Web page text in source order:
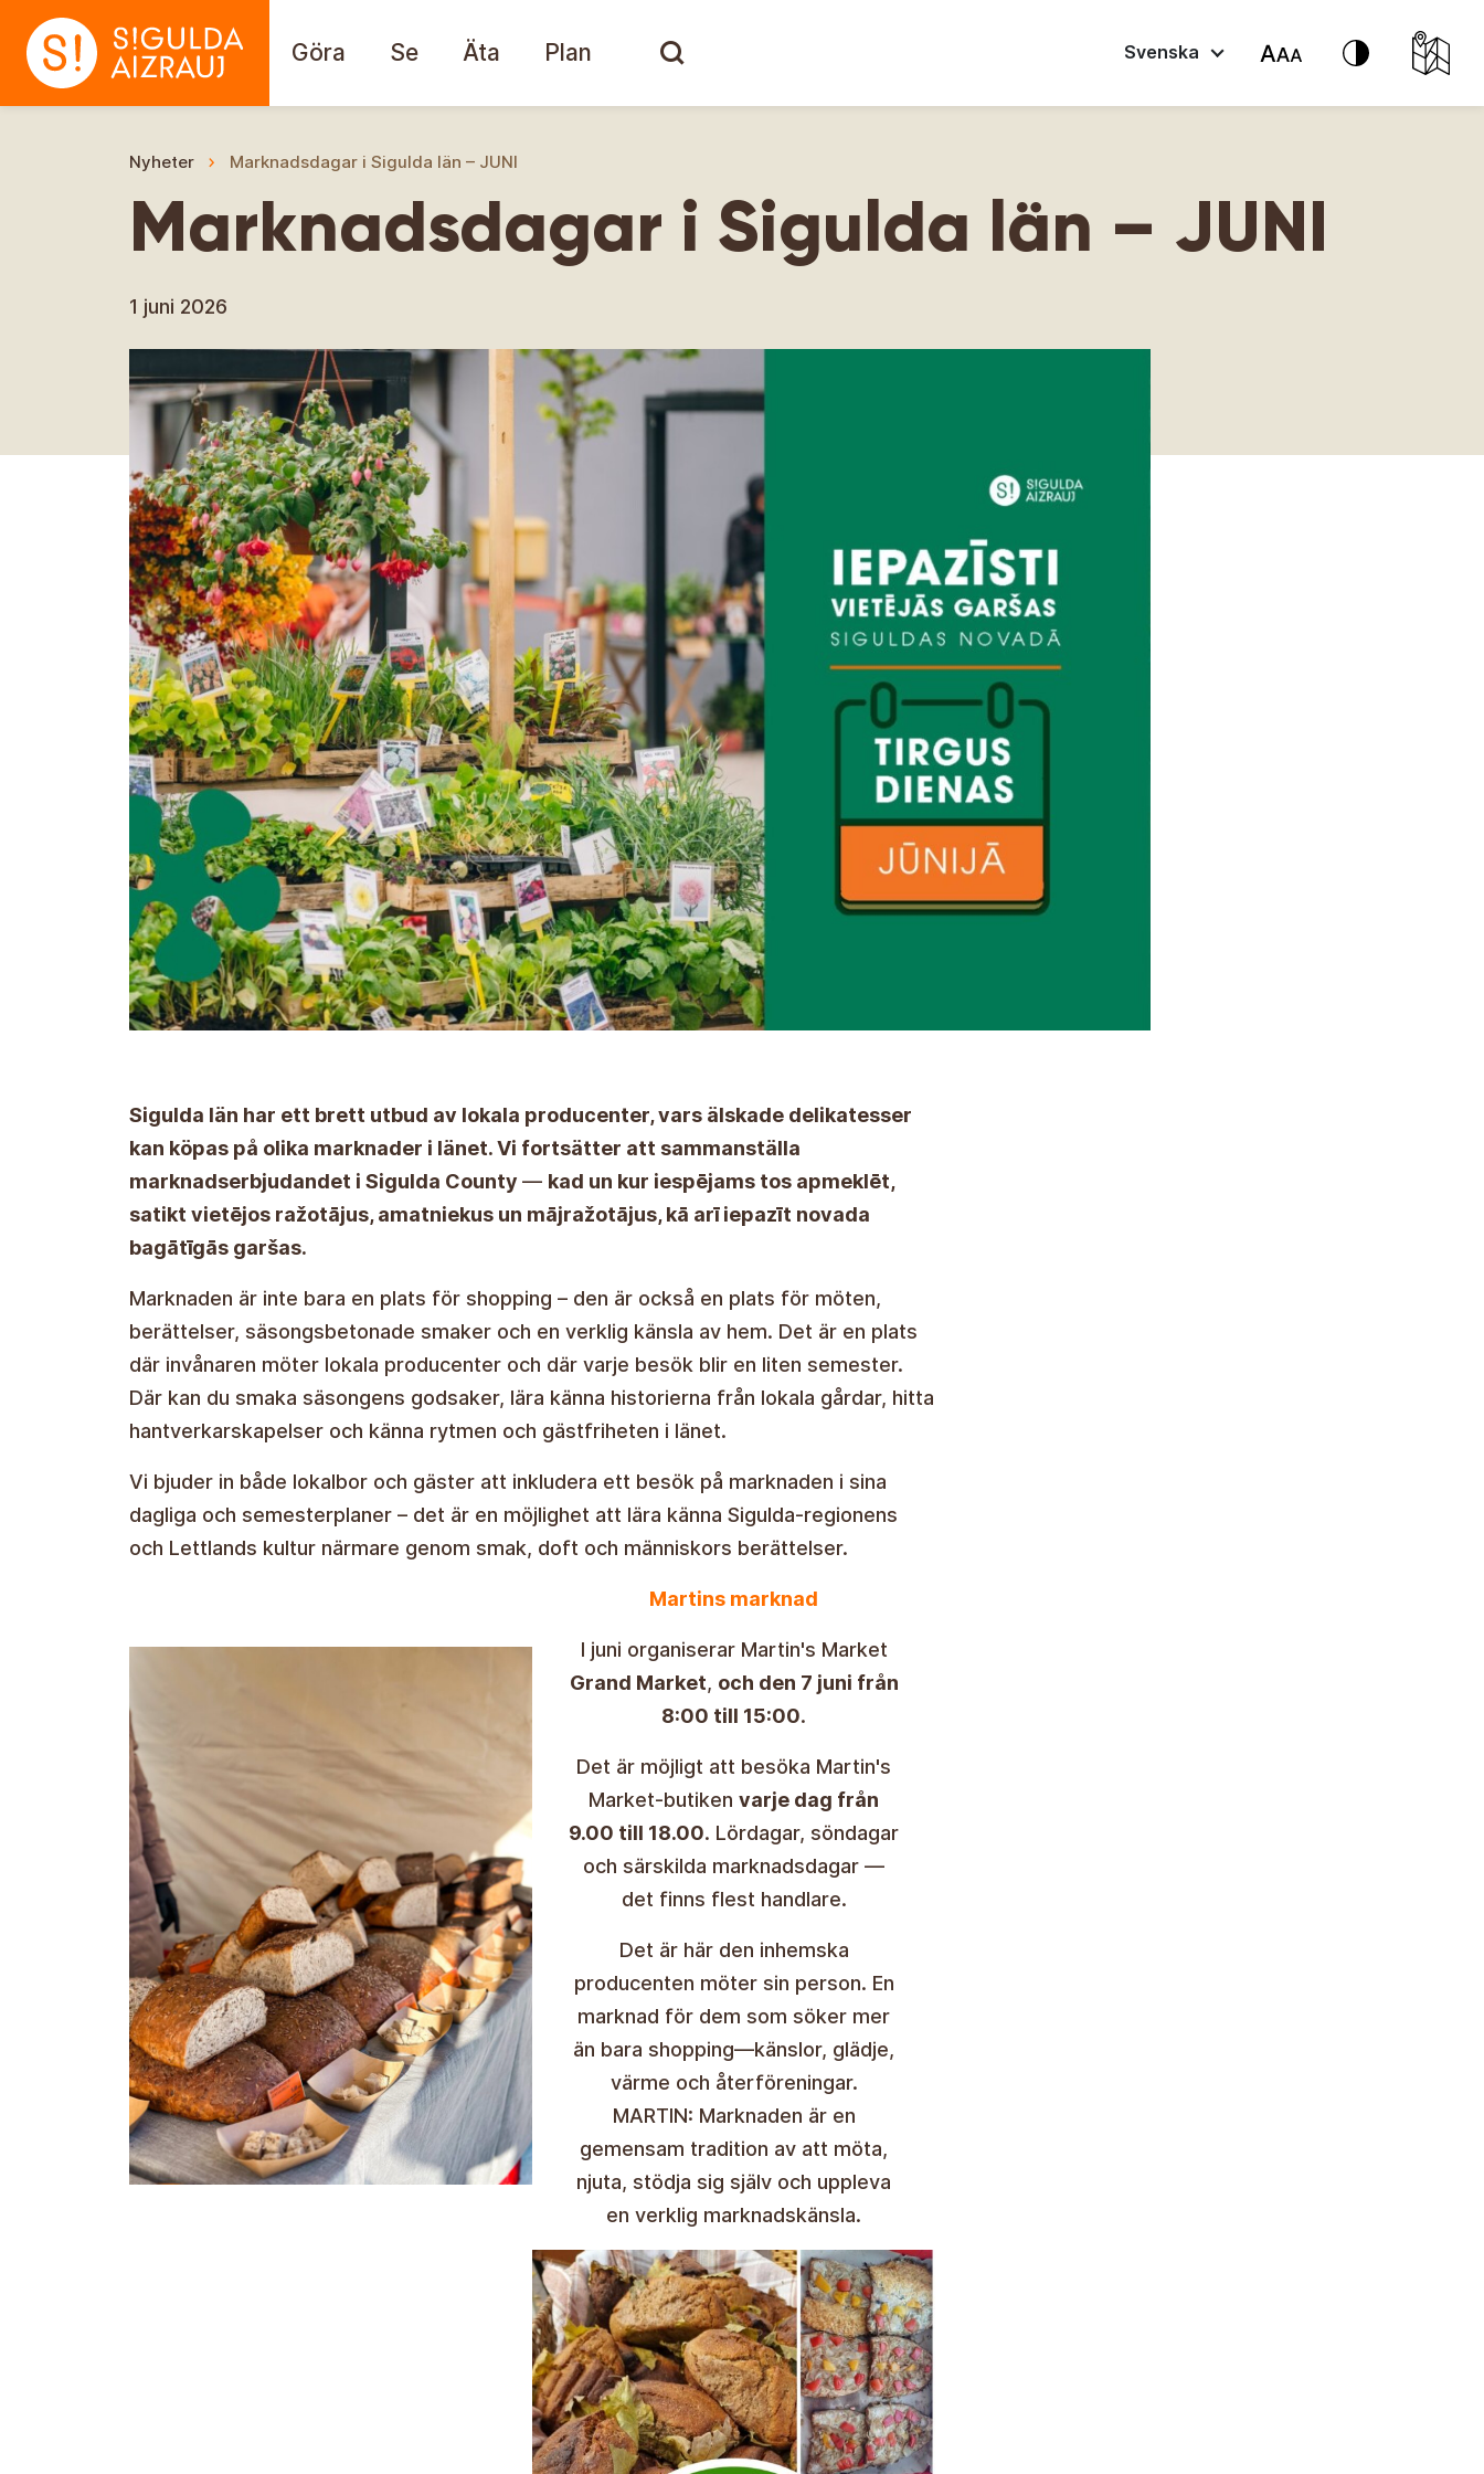
Göra Se Äta Plan Svenska
Nyheter Marknadsdagar i Sigulda län – JUNI
Marknadsdagar i Sigulda län – JUNI
1 juni 2026
Sigulda län har ett brett utbud av lokala producenter, vars älskade delikatesser
kan köpas på olika marknader i länet. Vi fortsätter att sammanställa
marknadserbjudandet i Sigulda County — kad un kur iespējams tos apmeklēt,
satikt vietējos ražotājus, amatniekus un mājražotājus, kā arī iepazīt novada
bagātīgās garšas.
Marknaden är inte bara en plats för shopping – den är också en plats för möten,
berättelser, säsongsbetonade smaker och en verklig känsla av hem. Det är en plats
där invånaren möter lokala producenter och där varje besök blir en liten semester.
Där kan du smaka säsongens godsaker, lära känna historierna från lokala gårdar, hitta
hantverkarskapelser och känna rytmen och gästfriheten i länet.
Vi bjuder in både lokalbor och gäster att inkludera ett besök på marknaden i sina
dagliga och semesterplaner – det är en möjlighet att lära känna Sigulda-regionens
och Lettlands kultur närmare genom smak, doft och människors berättelser.
Martins marknad
I juni organiserar Martin's Market
Grand Market, och den 7 juni från
8:00 till 15:00.
Det är möjligt att besöka Martin's
Market-butiken varje dag från
9.00 till 18.00. Lördagar, söndagar
och särskilda marknadsdagar —
det finns flest handlare.
Det är här den inhemska
producenten möter sin person. En
marknad för dem som söker mer
än bara shopping—känslor, glädje,
värme och återföreningar.
MARTIN: Marknaden är en
gemensam tradition av att möta,
njuta, stödja sig själv och uppleva
en verklig marknadskänsla.